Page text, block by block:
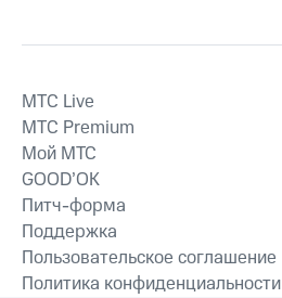
MTС Live
MTС Premium
Мой МТС
GOOD’OK
Питч-форма
Поддержка
Пользовательское соглашение
Политика конфиденциальности